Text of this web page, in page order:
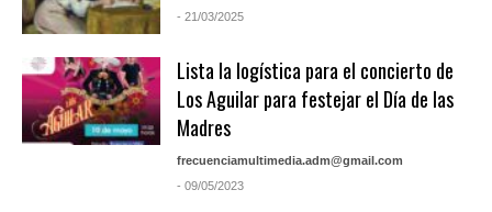
- 21/03/2025
Lista la logística para el concierto de
Los Aguilar para festejar el Día de las
Madres
frecuenciamultimedia.adm@gmail.com
- 09/05/2023